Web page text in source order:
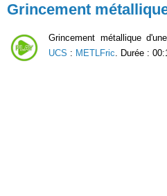
Grincement
Grincement métallique
UCS : METLFric. Durée :